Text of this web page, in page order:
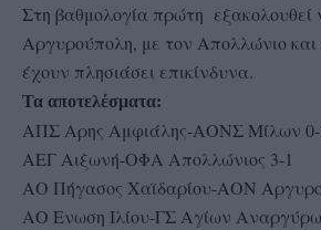
Στη βαθμολογία πρώτη εξακολουθεί
Αργυρούπολη, με τον Απολλώνιο
έχουν πλησιάσει επικίνδυνα.
Τα αποτελέσματα:
ΑΠΣ Αρης Αμφιάλης-ΑΟΝΣ Μίλων
ΑΕΓ Αιξωνή-ΟΦΑ Απολλώνιος 3-1
ΑΟ Πήγασος Χαϊδαρίου-ΑΟΝ
ΑΟ Ενωση Ιλίου-ΓΣ Αγίων